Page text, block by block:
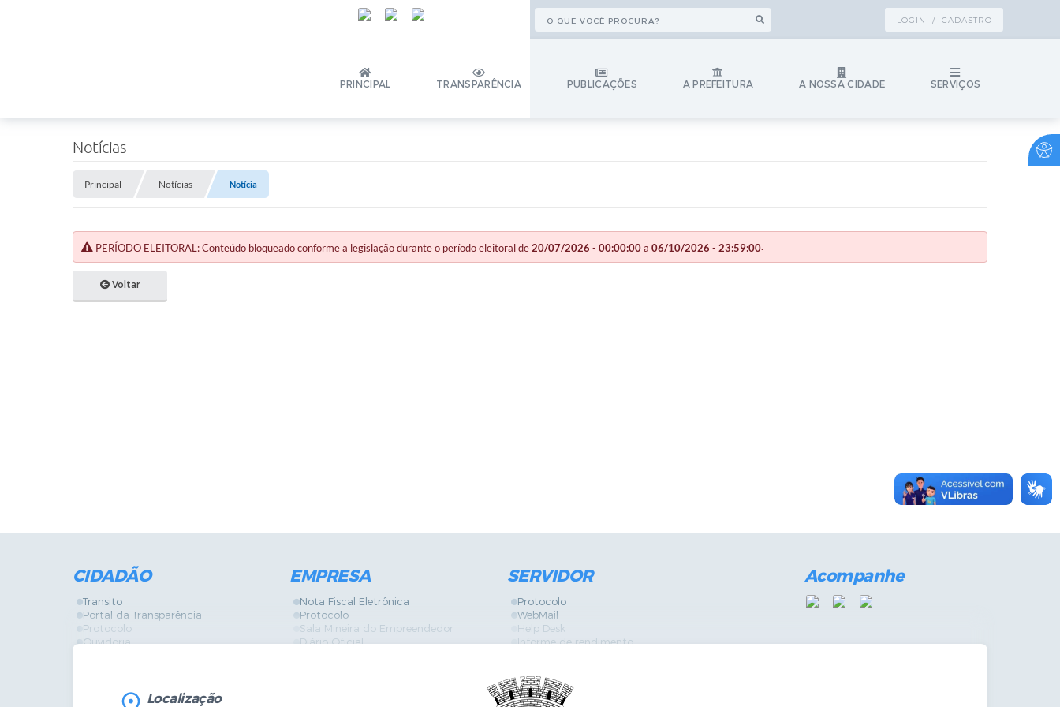
LOGIN / CADASTRO
PRINCIPAL TRANSPARÊNCIA PUBLICAÇÕES A PREFEITURA A NOSSA CIDADE SERVIÇOS
Notícias
Principal Notícias Notícia
PERÍODO ELEITORAL: Conteúdo bloqueado conforme a legislação durante o período eleitoral de20/07/2026 - 00:00:00a 06/10/2026 - 23:59:00.
Voltar
CIDADÃO
Transito
Portal da Transparência
Protocolo
Ouvidoria
Legislação
EMPRESA
Nota Fiscal Eletrônica
Protocolo
Sala Mineira do Empreendedor
Diário Oficial
SERVIDOR
Protocolo
WebMail
Help Desk
Informe de rendimento
GPI
Diário Oficial
Acompanhe
Localização